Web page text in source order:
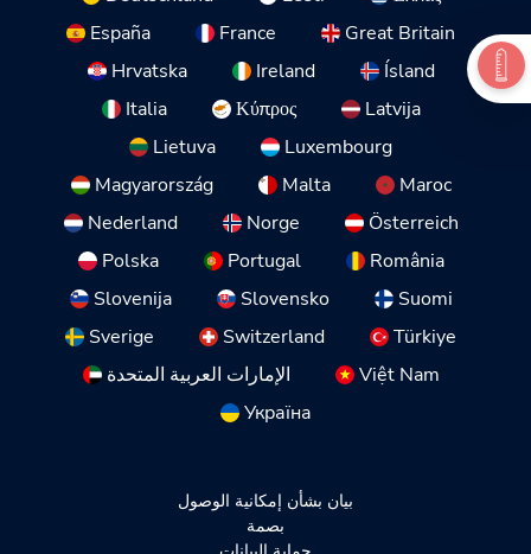
España
France
Great Britain
Hrvatska
Ireland
Ísland
Italia
Κύπρος
Latvija
Lietuva
Luxembourg
Magyarország
Malta
Maroc
Nederland
Norge
Österreich
Polska
Portugal
România
Slovenija
Slovensko
Suomi
Sverige
Switzerland
Türkiye
الإمارات العربية المتحدة
Việt Nam
Україна
بيان بشأن إمكانية الوصول
بصمة